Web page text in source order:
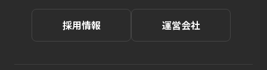
採用情報 運営会社